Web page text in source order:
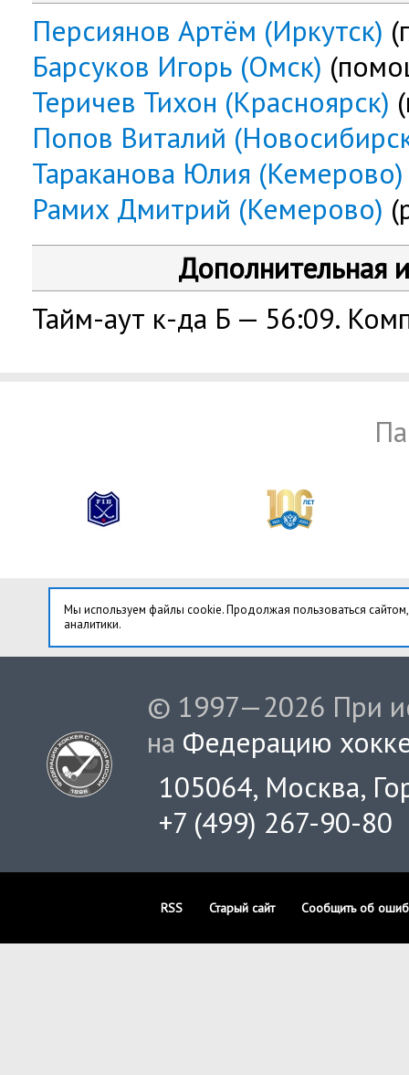
Персиянов Артём (Иркутск)
Барсуков Игорь (Омск)
Теричев Тихон (Красноярск)
Попов Виталий
Тараканова Юлия (Кемерово)
Рамих Дмитрий (Кемерово)
Дополнительная
Тайм-аут к-да Б — 56:09.
Мы используем файлы cookie. Продолжая пользоваться
аналитики.
© 1997—2026 При
на Федерацию
105064, Москва,
+7 (499) 267-90-80
RSS Старый сайт Сообщить об